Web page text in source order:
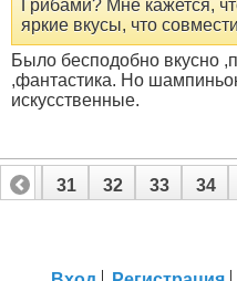
Грибами? Мне кажется,
яркие вкусы, что
Было бесподобно вкусно
,фантастика. Но
искусственные.
30 31 32 33 34